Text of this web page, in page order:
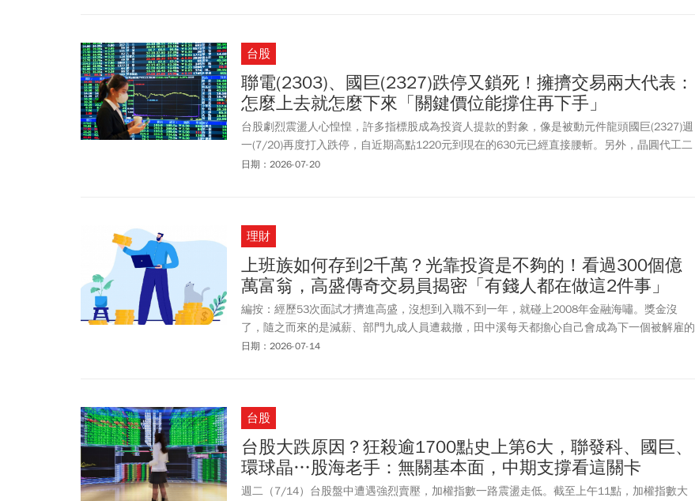
機率較低。
台股
聯電(2303)、國巨(2327)跌停又鎖死！擁擠交易兩大代表：
怎麼上去就怎麼下來「關鍵價位能撐住再下手」
台股劇烈震盪人心惶惶，許多指標股成為投資人提款的對象，像是被動元件龍頭國巨(2327)週
一(7/20)再度打入跌停，自近期高點1220元到現在的630元已經直接腰斬。另外，晶圓代工二
哥聯電(2303)同樣再次苦吞跌停130元鎖死，1.8萬張等賣，法人分析，這兩檔股票可說是「擁
日期：2026-07-20
理財
上班族如何存到2千萬？光靠投資是不夠的！看過300個億
萬富翁，高盛傳奇交易員揭密「有錢人都在做這2件事」
編按：經歷53次面試才擠進高盛，沒想到入職不到一年，就碰上2008年金融海嘯。獎金沒
了，隨之而來的是減薪、部門九成人員遭裁撤，田中溪每天都擔心自己會成為下一個被解雇的
人。所幸他不僅挺過職涯低谷，之後更在高盛任職17年，一路升任投資部門共同主管。在與來
日期：2026-07-14
台股
台股大跌原因？狂殺逾1700點史上第6大，聯發科、國巨、
環球晶…股海老手：無關基本面，中期支撐看這關卡
週二（7/14）台股盤中遭遇強烈賣壓，加權指數一路震盪走低。截至上午11點，加權指數大